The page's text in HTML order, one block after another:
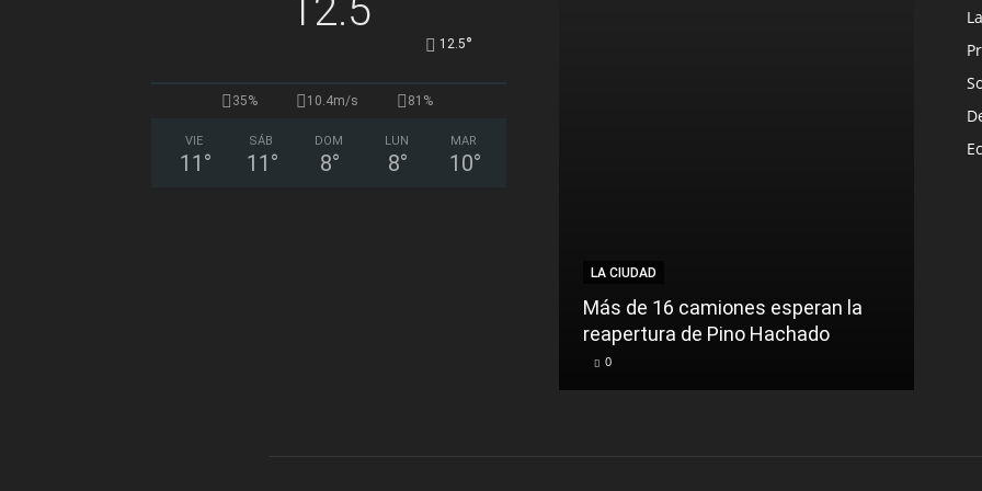
12.5°
35% 10.4m/s 81%
VIE
11 °
SÁB
11 °
DOM
8°
LUN
8°
MAR
10°
LA CIUDAD
Más de 16 camiones esperan la
reapertura de Pino Hachado
0